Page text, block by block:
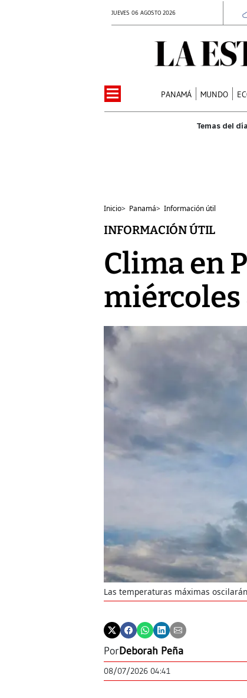
JUEVES 06 AGOSTO 2026
PANAMÁ MUNDO
Inicio> Panamá> Información útil
INFORMACIÓN ÚTIL
Clima en
miércoles
Las temperaturas máximas
PorDeborah Peña
08/07/2026 04:41